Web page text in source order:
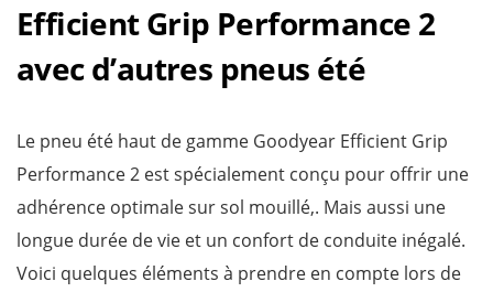
Efficient Grip Performance 2
avec d’autres pneus été
Le pneu été haut de gamme Goodyear Efficient Grip
Performance 2 est spécialement conçu pour offrir une
adhérence optimale sur sol mouillé,. Mais aussi une
longue durée de vie et un confort de conduite inégalé.
Voici quelques éléments à prendre en compte lors de